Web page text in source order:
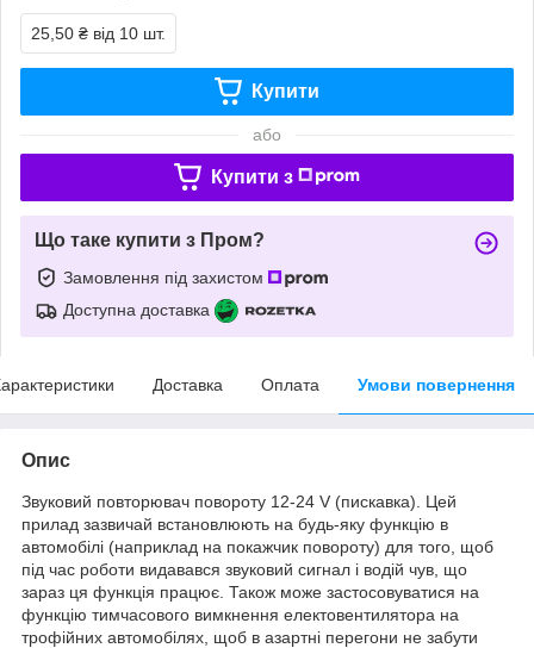
25,50 ₴ від 10 шт.
Купити
або
Купити з
Що таке купити з Пром?
Замовлення під захистом
Доступна доставка
Доставка Оплата Умови повернення
Опис
Звуковий повторювач повороту 12-24 V (пискавка). Цей
прилад зазвичай встановлюють на будь-яку функцію в
автомобілі (наприклад на покажчик повороту) для того, щоб
під час роботи видавався звуковий сигнал і водій чув, що
зараз ця функція працює. Також може застосовуватися на
функцію тимчасового вимкнення електовентилятора на
трофійних автомобілях, щоб в азартні перегони не забути